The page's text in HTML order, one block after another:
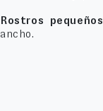
Rostros pequeños
ancho.